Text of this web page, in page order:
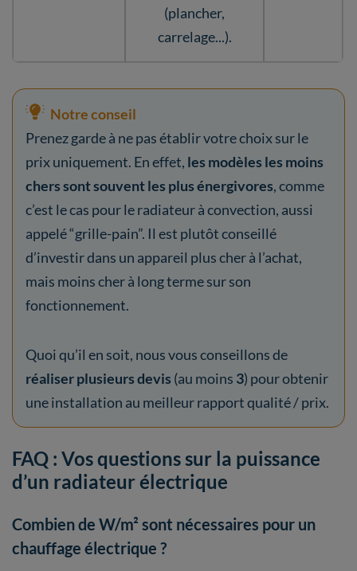
(plancher,
carrelage...).
Notre conseil
Prenez garde à ne pas établir votre choix sur le
prix uniquement. En effet, les modèles les moins
chers sont souvent les plus énergivores, comme
c’est le cas pour le radiateur à convection, aussi
appelé “grille-pain”. Il est plutôt conseillé
d’investir dans un appareil plus cher à l’achat,
mais moins cher à long terme sur son
fonctionnement.
Quoi qu’il en soit, nous vous conseillons de
réaliser plusieurs devis (au moins 3) pour obtenir
une installation au meilleur rapport qualité / prix.
FAQ : Vos questions sur la puissance
d’un radiateur électrique
Combien de W/m² sont nécessaires pour un
chauffage électrique ?